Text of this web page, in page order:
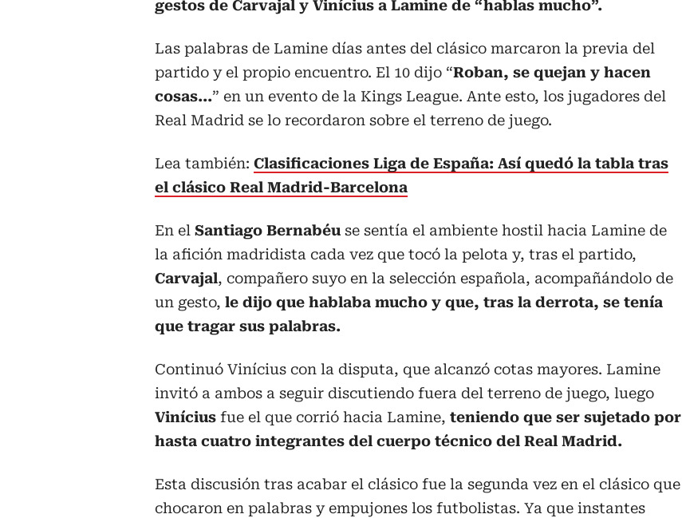
gestos de Carvajal y Vinícius a Lamine de “hablas mucho”.
Las palabras de Lamine días antes del clásico marcaron la previa del
partido y el propio encuentro. El 10 dijo “Roban, se quejan y hacen
cosas...” en un evento de la Kings League. Ante esto, los jugadores del
Real Madrid se lo recordaron sobre el terreno de juego.
Lea también: Clasificaciones Liga de España: Así quedó la tabla tras
el clásico Real Madrid-Barcelona
En el Santiago Bernabéu se sentía el ambiente hostil hacia Lamine de
la afición madridista cada vez que tocó la pelota y, tras el partido,
Carvajal, compañero suyo en la selección española, acompañándolo de
un gesto, le dijo que hablaba mucho y que, tras la derrota, se tenía
que tragar sus palabras.
Continuó Vinícius con la disputa, que alcanzó cotas mayores. Lamine
invitó a ambos a seguir discutiendo fuera del terreno de juego, luego
Vinícius fue el que corrió hacia Lamine, teniendo que ser sujetado por
hasta cuatro integrantes del cuerpo técnico del Real Madrid.
Esta discusión tras acabar el clásico fue la segunda vez en el clásico que
chocaron en palabras y empujones los futbolistas. Ya que instantes